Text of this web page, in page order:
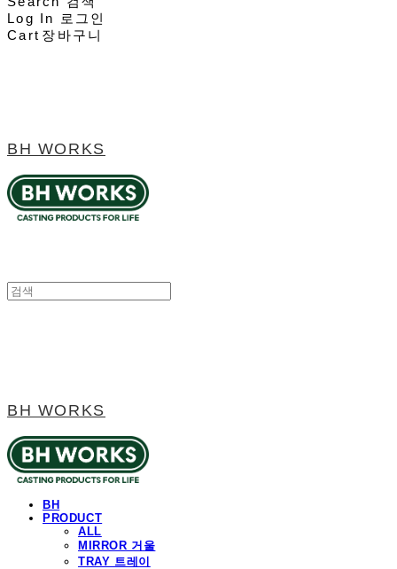
Log In
로그인
Cart 장바구니
BH WORKS
BH WORKS
BH
PRODUCT
ALL
MIRROR 거울
TRAY 트레이